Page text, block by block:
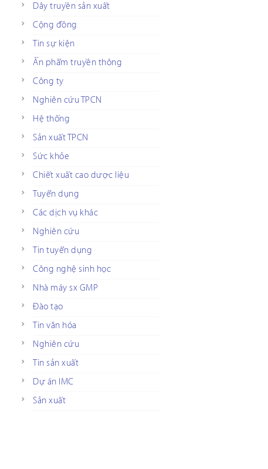
Dây truyền sản xuất
Cộng đồng
Tin sự kiện
Ấn phẩm truyền thông
Công ty
Nghiên cứu TPCN
Hệ thống
Sản xuất TPCN
Sức khỏe
Chiết xuất cao dược liệu
Tuyển dụng
Các dịch vụ khác
Nghiên cứu
Tin tuyển dụng
Công nghệ sinh học
Nhà máy sx GMP
Đào tạo
Tin văn hóa
Nghiên cứu
Tin sản xuất
Dự án IMC
Sản xuất